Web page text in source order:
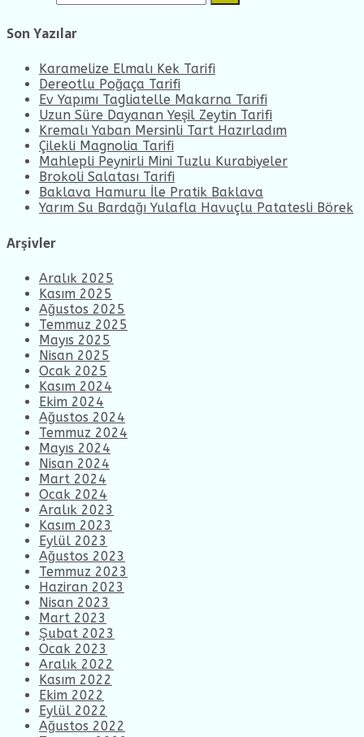
Son Yazılar
Karamelize Elmalı Kek Tarifi
Dereotlu Poğaça Tarifi
Ev Yapımı Tagliatelle Makarna Tarifi
Uzun Süre Dayanan Yeşil Zeytin Tarifi
Kremalı Yaban Mersinli Tart Hazırladım
Çilekli Magnolia Tarifi
Mahlepli Peynirli Mini Tuzlu Kurabiyeler
Brokoli Salatası Tarifi
Baklava Hamuru İle Pratik Baklava
Yarım Su Bardağı Yulafla Havuçlu Patatesli Börek
Arşivler
Aralık 2025
Kasım 2025
Ağustos 2025
Temmuz 2025
Mayıs 2025
Nisan 2025
Ocak 2025
Kasım 2024
Ekim 2024
Ağustos 2024
Temmuz 2024
Mayıs 2024
Nisan 2024
Mart 2024
Ocak 2024
Aralık 2023
Kasım 2023
Eylül 2023
Ağustos 2023
Temmuz 2023
Haziran 2023
Nisan 2023
Mart 2023
Şubat 2023
Ocak 2023
Aralık 2022
Kasım 2022
Ekim 2022
Eylül 2022
Ağustos 2022